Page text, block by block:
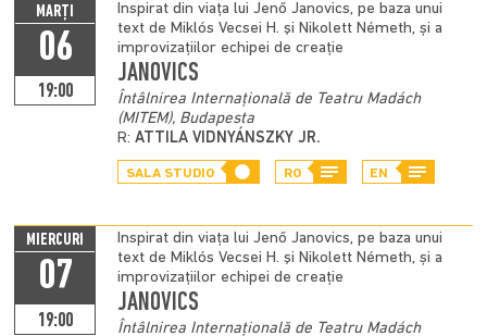
MARȚI
06
19:00
Inspirat din viața lui Jenő Janovics, pe baza unui
text de Miklós Vecsei H. şi Nikolett Németh, și a
improvizațiilor echipei de creație
JANOVICS
Întâlnirea Internațională de Teatru Madách
(MITEM), Budapesta
R:ATTILA VIDNYÁNSZKY JR.
SALA STUDIO RO EN
MIERCURI
07
19:00
Inspirat din viața lui Jenő Janovics, pe baza unui
text de Miklós Vecsei H. şi Nikolett Németh, și a
improvizațiilor echipei de creație
JANOVICS
Întâlnirea Internațională de Teatru Madách